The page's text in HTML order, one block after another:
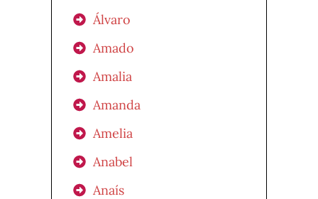
Álvaro
Amado
Amalia
Amanda
Amelia
Anabel
Anaís